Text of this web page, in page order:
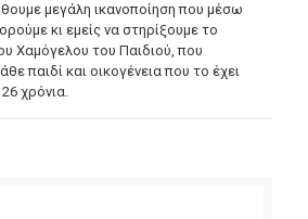
μεγάλη ικανοποίηση που μέσω
κι εμείς να στηρίξουμε το
Χαμόγελου του Παιδιού, που
παιδί και οικογένεια που το έχει
χρόνια.